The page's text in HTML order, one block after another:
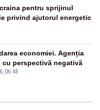
pentru sprijinul
privind ajutorul energetic
06:48
economiei. Agenția
cu perspectivă negativă